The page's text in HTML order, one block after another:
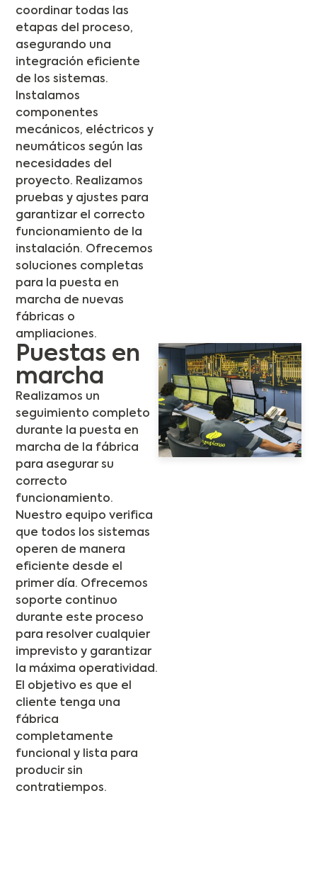
coordinar todas las
etapas del proceso,
asegurando una
integración eficiente
de los sistemas.
Instalamos
componentes
mecánicos, eléctricos y
neumáticos según las
necesidades del
proyecto. Realizamos
pruebas y ajustes para
garantizar el correcto
funcionamiento de la
instalación. Ofrecemos
soluciones completas
para la puesta en
marcha de nuevas
fábricas o
ampliaciones.
Puestas en
marcha
Realizamos un
seguimiento completo
durante la puesta en
marcha de la fábrica
para asegurar su
correcto
funcionamiento.
Nuestro equipo verifica
que todos los sistemas
operen de manera
eficiente desde el
primer día. Ofrecemos
soporte continuo
durante este proceso
para resolver cualquier
imprevisto y garantizar
la máxima operatividad.
El objetivo es que el
cliente tenga una
fábrica
completamente
funcional y lista para
producir sin
contratiempos.